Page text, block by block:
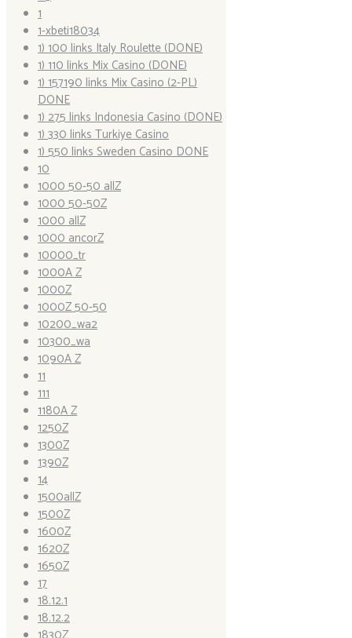
1
1-xbeti18034
1) 100 links Italy Roulette (DONE)
1) 110 links Mix Casino (DONE)
1) 157190 links Mix Casino (2-PL)
DONE
1) 275 links Indonesia Casino (DONE)
1) 330 links Turkiye Casino
1) 550 links Sweden Casino DONE
10
1000 50-50 allZ
1000 50-50Z
1000 allZ
1000 ancorZ
10000_tr
1000A Z
1000Z
1000Z 50-50
10200_wa2
10300_wa
1090A Z
11
111
1180A Z
1250Z
1300Z
1390Z
14
1500allZ
1500Z
1600Z
1620Z
1650Z
17
18.12.1
18.12.2